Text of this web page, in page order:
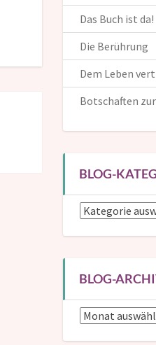
kreative Weise zu
Mailingliste eintragen und
Benachrichtigung, wenn
Das Buch ist da!
Die Berührung
Dem Leben
Botschaften
BLOG-
Blog-
BLOG-
Blog-